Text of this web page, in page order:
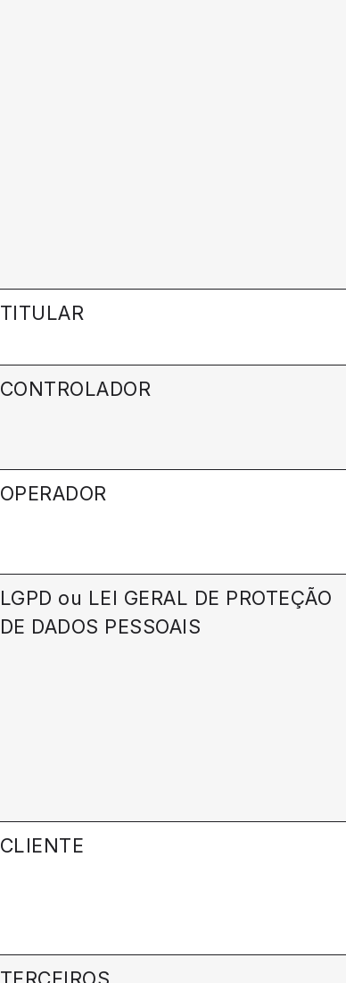
TITULAR
CONTROLADOR
OPERADOR
LGPD ou LEI GERAL DE PROTEÇÃO
DE DADOS PESSOAIS
CLIENTE